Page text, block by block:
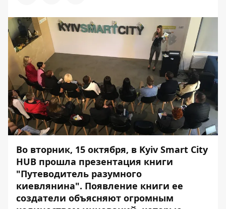
Во вторник, 15 октября, в Kyiv Smart City
HUB прошла презентация книги
"Путеводитель разумного
киевлянина". Появление книги ее
создатели объясняют огромным